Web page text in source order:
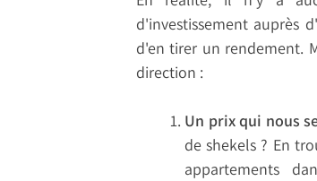
d'investissement auprès
d'en tirer un rendement.
direction :
Un prix qui nous
de shekels ? En
appartements